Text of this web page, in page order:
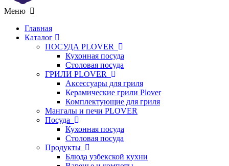
Меню
Главная
Каталог
ПОСУДА PLOVER
Кухонная посуда
Столовая посуда
ГРИЛИ PLOVER
Аксессуары для гриля
Керамические грили Plover
Комплектующие для гриля
Мангалы и печи PLOVER
Посуда
Кухонная посуда
Столовая посуда
Продукты
Блюда узбекской кухни